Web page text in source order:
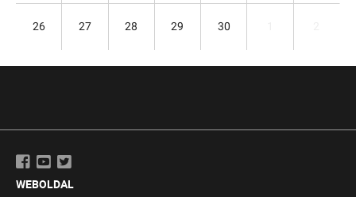
26 27 28 29 30
WEBOLDAL